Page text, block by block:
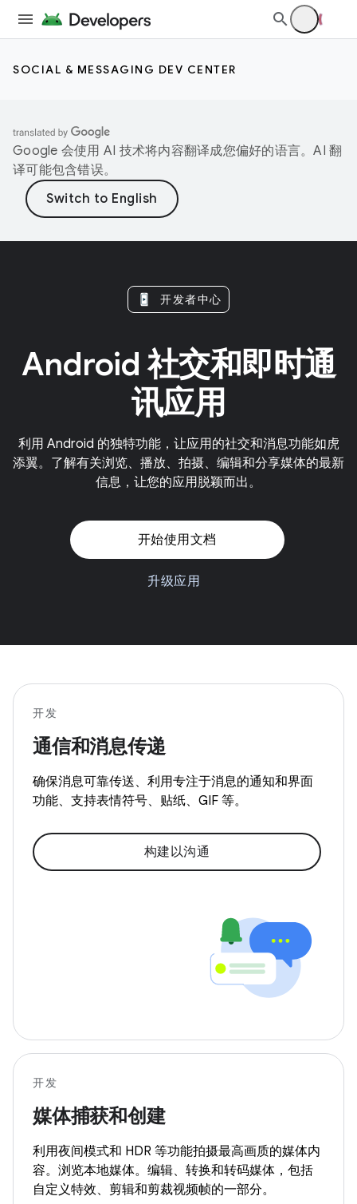
SOCIAL & MESSAGING DEV CENTER
Google 会使用 AI 技术将内容翻译成您偏好的语言。AI 翻
译可能包含错误。
开发者中心
Android 社交和即时通
讯应用
利用 Android 的独特功能，让应用的社交和消息功能如虎
添翼。了解有关浏览、播放、拍摄、编辑和分享媒体的最新
信息，让您的应用脱颖而出。
开始使用文档
升级应用
开发
通信和消息传递
确保消息可靠传送、利用专注于消息的通知和界面
功能、支持表情符号、贴纸、GIF 等。
构建以沟通
开发
媒体捕获和创建
利用夜间模式和 HDR 等功能拍摄最高画质的媒体内
容。浏览本地媒体。编辑、转换和转码媒体，包括
自定义特效、剪辑和剪裁视频帧的一部分。